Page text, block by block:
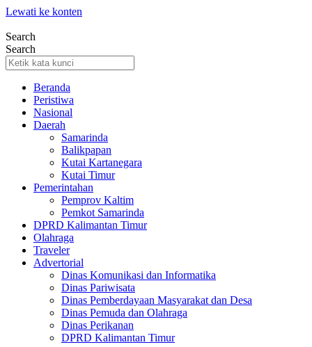
Lewati ke konten
Search
Search
Beranda
Peristiwa
Nasional
Daerah
Samarinda
Balikpapan
Kutai Kartanegara
Kutai Timur
Pemerintahan
Pemprov Kaltim
Pemkot Samarinda
DPRD Kalimantan Timur
Olahraga
Traveler
Advertorial
Dinas Komunikasi dan Informatika
Dinas Pariwisata
Dinas Pemberdayaan Masyarakat dan Desa
Dinas Pemuda dan Olahraga
Dinas Perikanan
DPRD Kalimantan Timur